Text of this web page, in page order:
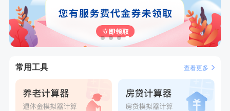
7分钟前
购买了汤臣倍健多维男士多种维生素矿物质片1.5g*60片*2
瓶
7分钟前
购买了小熊电烤箱 DKX-F10M6
刚刚
成功预约了脑血管系统套餐
刚刚
郑** 成功预约了脑血管系统套餐
常用工具 查看更多